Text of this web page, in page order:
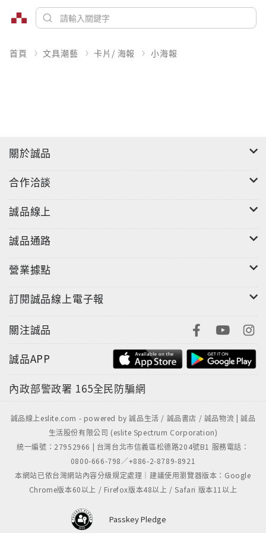
首頁 文具潮藝 卡片/ 海報 小海報
關於誠品
合作洽談
誠品線上
誠品通路
營業據點
訂閱誠品線上電子報
關注誠品
誠品APP
內政部警政署 165全民防騙網
誠品線上eslite.com - powered by 誠品生活 / 誠品書店 / 誠品物流 | 誠品
生活股份有限公司 (eslite Spectrum Corporation)
統一編號：27952966 | 台灣台北市信義區松德路204號B1 服務電話：
0800-666-798／+886-2-8789-8921
本網站已依台灣網站內容分級規定處理｜建議使用瀏覽器版本：Google
Chrome版本60以上 / Firefox版本48以上 / Safari 版本11以上
Passkey Pledge